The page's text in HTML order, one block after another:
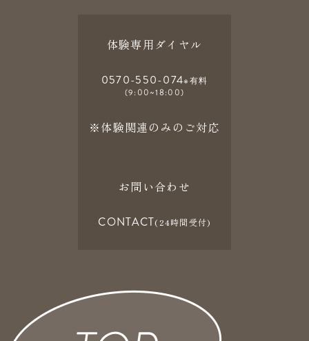
体験専用ダイヤル
0570-550-074※有料
(9:00~18:00)
※体験関連のみのご対応
お問い合わせ
CONTACT(24時間受付)